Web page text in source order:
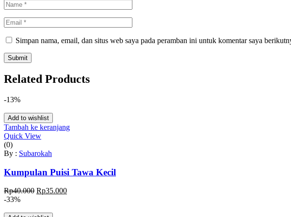
Simpan nama, email, dan situs web saya pada peramban ini untuk komentar saya
Related Products
-13%
Add to wishlist
Tambah ke keranjang
Quick View
(0)
By : Subarokah
Kumpulan Puisi Tawa Kecil
Rp40.000 Harga
Rp35.000Harga
-33%